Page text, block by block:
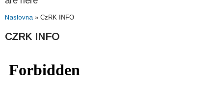
Poslovi i radno iskustvo
Naslovna » CzRK INFO
CZRK INFO